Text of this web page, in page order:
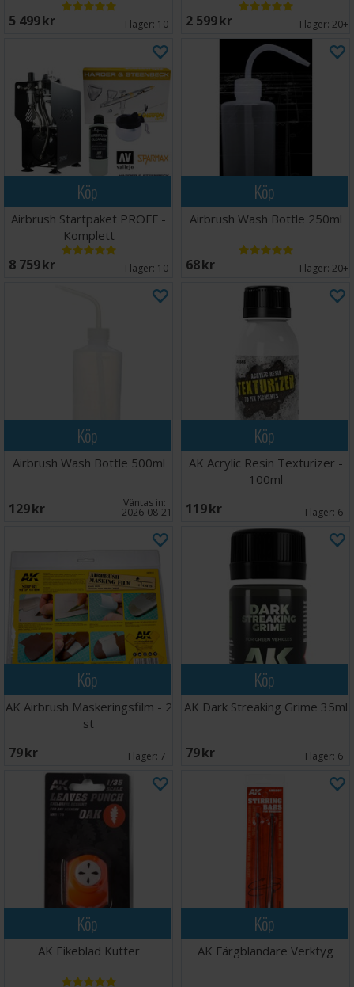
5 499 SEK I lager: 10 2 599 SEK I lager: 20+
Köp
Airbrush Startpaket PROFF -
Komplett
8 759 SEK I lager: 10
Köp
Airbrush Wash Bottle 250ml
68 SEK I lager: 20+
Köp
Airbrush Wash Bottle 500ml
129 SEK Väntas in:
2026-08-21
Köp
AK Acrylic Resin Texturizer -
100ml
119 SEK I lager: 6
Köp
AK Airbrush Maskeringsfilm - 2
st
79 SEK I lager: 7
Köp
AK Dark Streaking Grime 35ml
79 SEK I lager: 6
Köp
AK Eikeblad Kutter
Köp
AK Färgblandare Verktyg